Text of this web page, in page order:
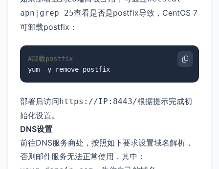
apn|grep 25查看是否是postfix导致，CentOS 7
可卸载postfix：
#卸载postfix
yum -y remove postfix
部署后访问https://IP:8443/根据提示完成初
始化设置。
DNS设置
前往DNS服务商处，按照如下要求设置域名解析，
否则邮件服务无法正常使用，其中：